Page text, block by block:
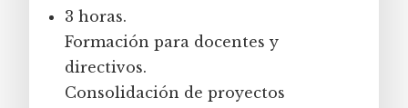
3 horas.
Formación para docentes y
directivos.
Consolidación de proyectos